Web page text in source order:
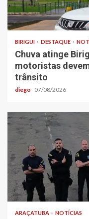
BIRIGUI DESTAQUE
Chuva atinge
motoristas
trânsito
diego 07/08/2026
ARAÇATUBA NOTÍCIAS